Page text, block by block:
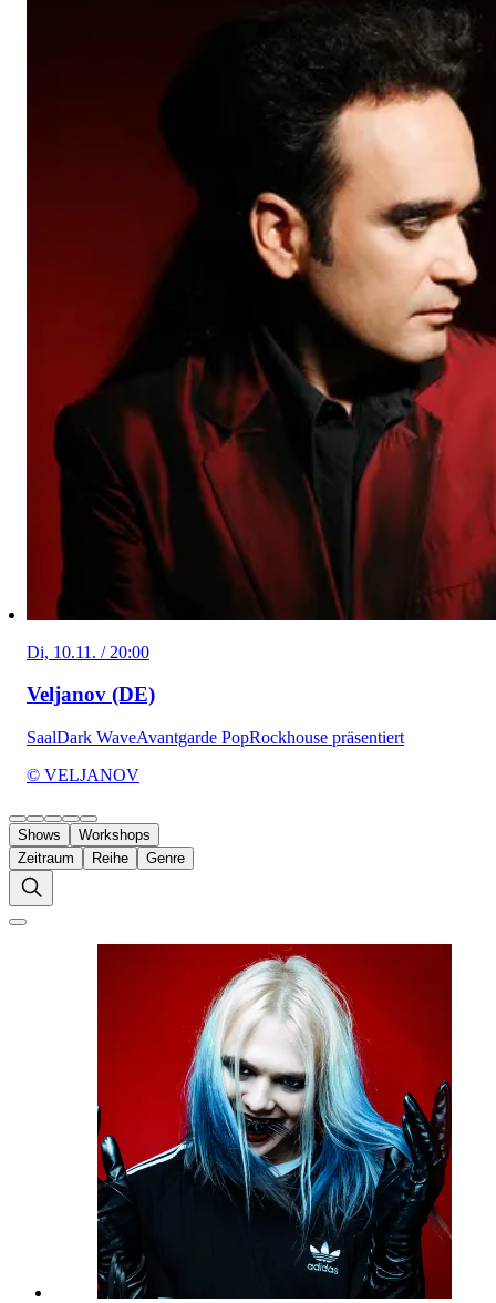
Di, 10.11. / 20:00
Veljanov (DE)
SaalDark WaveAvantgarde PopRockhouse präsentiert
© VELJANOV
Shows
Workshops
Zeitraum
Reihe Genre